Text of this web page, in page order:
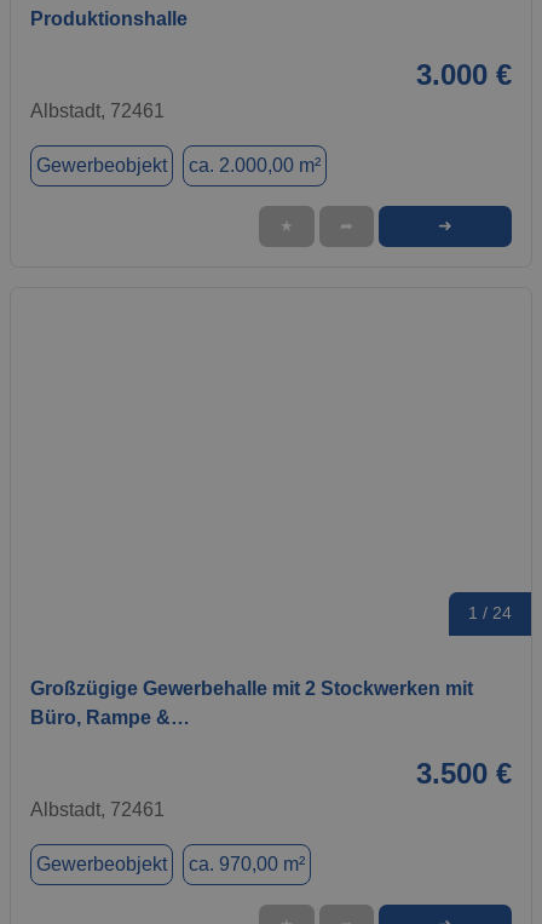
Produktionshalle
3.000 €
Albstadt, 72461
Gewerbeobjekt ca. 2.000,00 m²
★ ➦ ➜
1 / 24
Großzügige Gewerbehalle mit 2 Stockwerken mit
Büro, Rampe &…
3.500 €
Albstadt, 72461
Gewerbeobjekt ca. 970,00 m²